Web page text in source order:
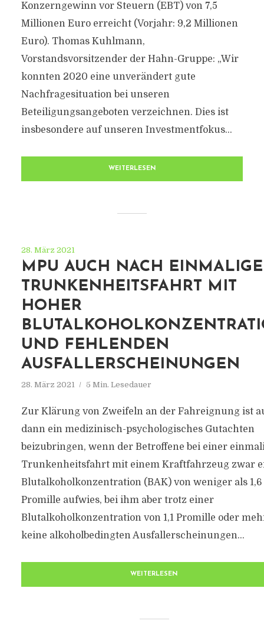
Konzerngewinn vor Steuern (EBT) von 7,5
Millionen Euro erreicht (Vorjahr: 9,2 Millionen
Euro). Thomas Kuhlmann,
Vorstandsvorsitzender der Hahn-Gruppe: „Wir
konnten 2020 eine unverändert gute
Nachfragesituation bei unseren
Beteiligungsangeboten verzeichnen. Dies ist
insbesondere auf unseren Investmentfokus...
WEITERLESEN
28. März 2021
MPU AUCH NACH
TRUNKENHEITSFAHRT MIT
HOHER
UND FEHLENDEN
AUSFALLERSCHEINUNGEN
28. März 2021 5 Min. Lesedauer
Zur Klärung von Zweifeln an der Fahreignung ist
dann ein medizinisch-psychologisches Gutachten
beizubringen, wenn der Betroffene bei einer
Trunkenheitsfahrt mit einem Kraftfahrzeug zwar
Blutalkoholkonzentration (BAK) von weniger als 1,6
Promille aufwies, bei ihm aber trotz einer
Blutalkoholkonzentration von 1,1 Promille oder
keine alkoholbedingten Ausfallerscheinungen...
WEITERLESEN